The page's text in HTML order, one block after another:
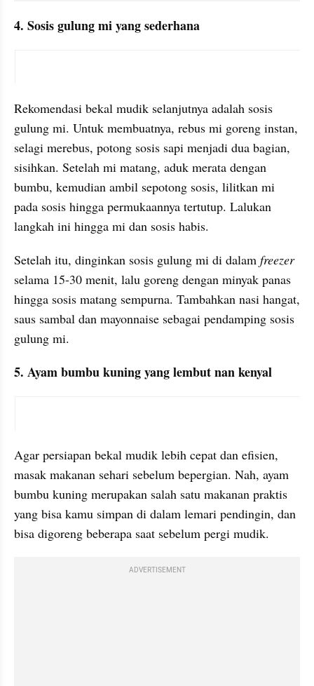
4. Sosis gulung mi yang sederhana
Rekomendasi bekal mudik selanjutnya adalah sosis
gulung mi. Untuk membuatnya, rebus mi goreng instan,
selagi merebus, potong sosis sapi menjadi dua bagian,
sisihkan. Setelah mi matang, aduk merata dengan
bumbu, kemudian ambil sepotong sosis, lilitkan mi
pada sosis hingga permukaannya tertutup. Lalukan
langkah ini hingga mi dan sosis habis.
Setelah itu, dinginkan sosis gulung mi di dalam freezer
selama 15-30 menit, lalu goreng dengan minyak panas
hingga sosis matang sempurna. Tambahkan nasi hangat,
saus sambal dan mayonnaise sebagai pendamping sosis
gulung mi.
5. Ayam bumbu kuning yang lembut nan kenyal
Agar persiapan bekal mudik lebih cepat dan efisien,
masak makanan sehari sebelum bepergian. Nah, ayam
bumbu kuning merupakan salah satu makanan praktis
yang bisa kamu simpan di dalam lemari pendingin, dan
bisa digoreng beberapa saat sebelum pergi mudik.
ADVERTISEMENT